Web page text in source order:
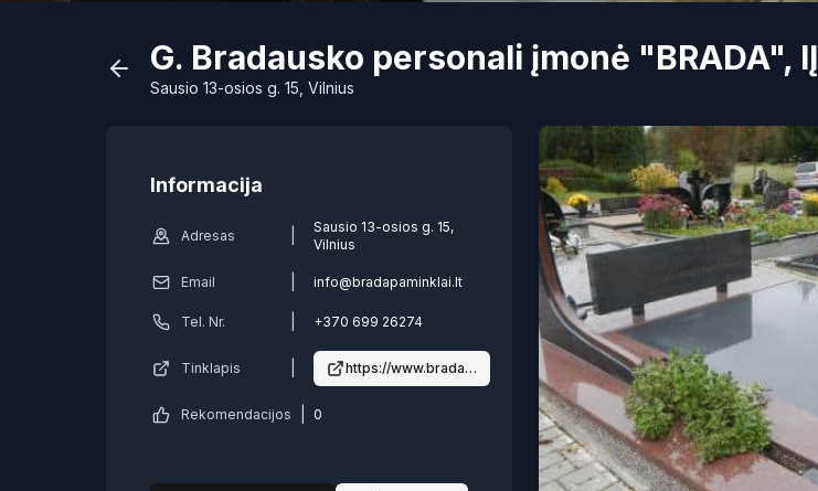
G. Bradausko personali įmonė "BRADA", IĮ
Sausio 13-osios g. 15, Vilnius
Informacija
Adresas
Sausio 13-osios g. 15,
Vilnius
Email info@bradapaminklai.lt
Tel. Nr. +370 699 26274
Tinklapis https://www.bradapaminklai.lt/
Rekomendacijos 0